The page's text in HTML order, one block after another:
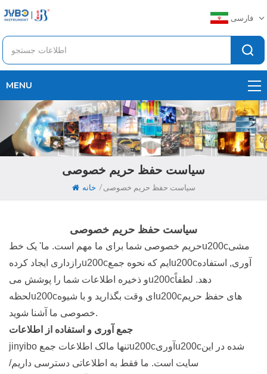
فارسی
MENU
سیاست حفظ حریم خصوصی
خانه / سیاست حفظ حریم خصوصی
سیاست حفظ حریم خصوصی
حریم خصوصی شما برای ما مهم است. ما' یک خطu200cمشی
رازداری ایجاد کردهu200cایم که نحوه جمعu200cآوری, استفاده
و ذخیره اطلاعات شما را پوشش میu200cدهد. لطفاً
لحظهu200cای وقت بگذارید و با شیوهu200cهای حفظ حریم
خصوصی ما آشنا شوید.
جمع آوری و استفاده از اطلاعات
jinyibo تنها مالک اطلاعات جمعu200cآوریu200cشده در این
سایت است. ما فقط به اطلاعاتی دسترسی داریم/